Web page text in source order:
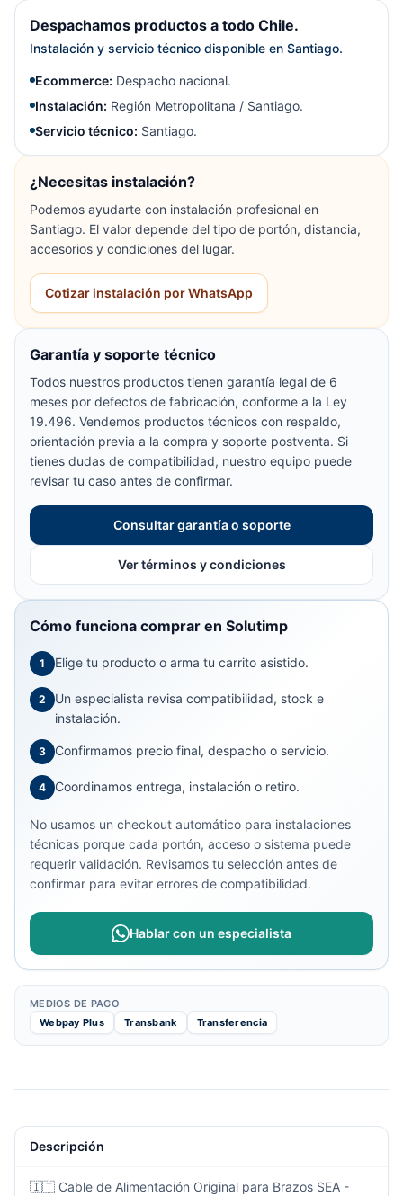
Despachamos productos a todo Chile.
Instalación y servicio técnico disponible en Santiago.
Ecommerce: Despacho nacional.
Instalación: Región Metropolitana / Santiago.
Servicio técnico: Santiago.
¿Necesitas instalación?
Podemos ayudarte con instalación profesional en
Santiago. El valor depende del tipo de portón, distancia,
accesorios y condiciones del lugar.
Cotizar instalación por WhatsApp
Garantía y soporte técnico
Todos nuestros productos tienen garantía legal de 6
meses por defectos de fabricación, conforme a la Ley
19.496. Vendemos productos técnicos con respaldo,
orientación previa a la compra y soporte postventa. Si
tienes dudas de compatibilidad, nuestro equipo puede
revisar tu caso antes de confirmar.
Consultar garantía o soporte
Ver términos y condiciones
Cómo funciona comprar en Solutimp
1 Elige tu producto o arma tu carrito asistido.
2
Un especialista revisa compatibilidad, stock e
instalación.
3 Confirmamos precio final, despacho o servicio.
4 Coordinamos entrega, instalación o retiro.
No usamos un checkout automático para instalaciones
técnicas porque cada portón, acceso o sistema puede
requerir validación. Revisamos tu selección antes de
confirmar para evitar errores de compatibilidad.
Hablar con un especialista
MEDIOS DE PAGO
Webpay Plus
Transbank Transferencia
Descripción
🇮🇹 Cable de Alimentación Original para Brazos SEA -